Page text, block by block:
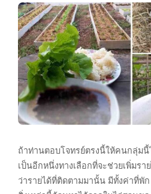
ถ้าท่านตอบโจทรย์ตรงนี้ให้คนกลุ่มนี้
เป็นอีกหนึ่งทางเลือกที่จะช่วยเพิ่มรา
ว่ารายได้ที่ติดตามมานั้น มีทั้งค่าที่พั